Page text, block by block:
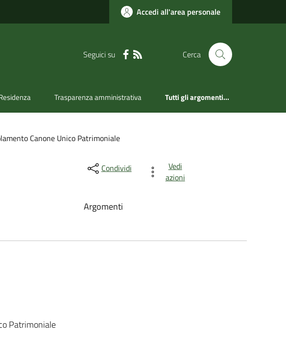
Accedi all'area personale
Seguici su Cerca
Trasparenza amministrativa Tutti gli argomenti...
Canone Unico Patrimoniale
Condividi
Vedi
azioni
Argomenti
Patrimoniale